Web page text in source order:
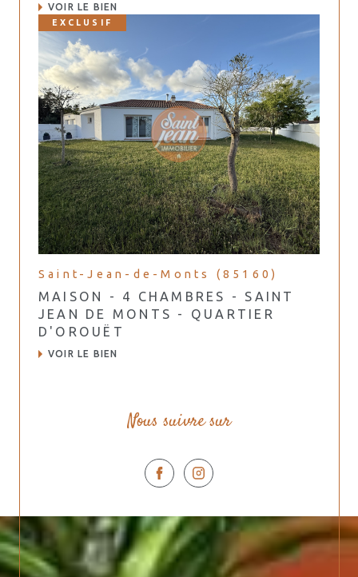
VOIR LE BIEN
EXCLUSIF
Saint-Jean-de-Monts (85160)
MAISON - 4 CHAMBRES - SAINT
JEAN DE MONTS - QUARTIER
D'OROUËT
VOIR LE BIEN
Nous suivre sur